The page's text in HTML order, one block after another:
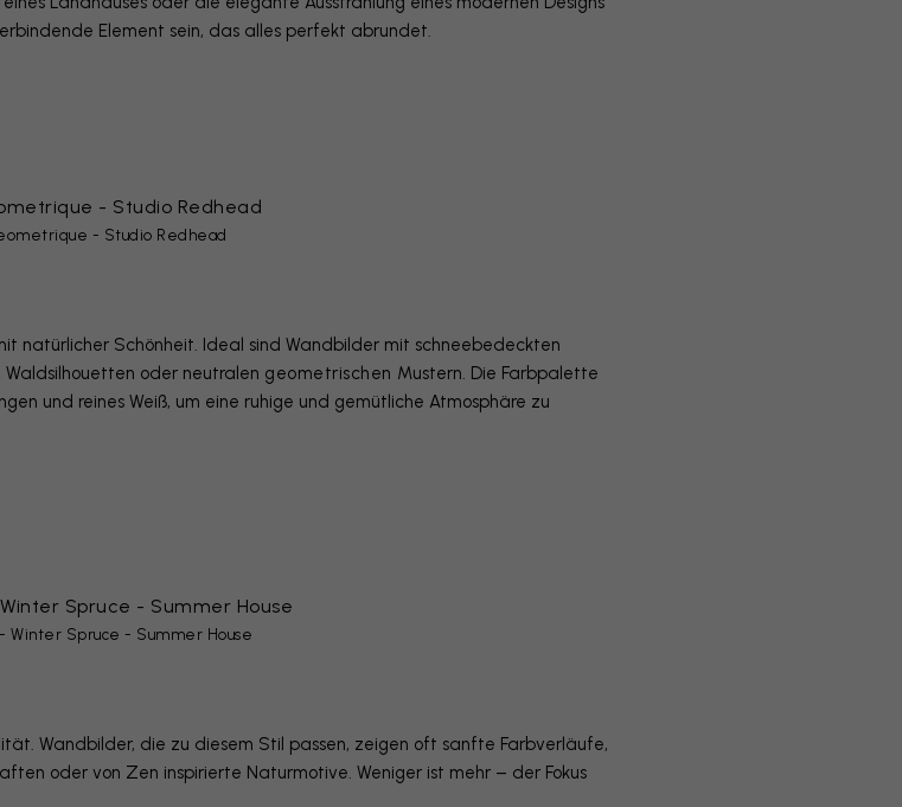
Element sein, das alles perfekt abrundet.
- Studio Redhead
natürlicher Schönheit. Ideal sind Wandbilder mit schneebedeckten
, Waldsilhouetten oder neutralen geometrischen Mustern. Die Farbpalette
und reines Weiß, um eine ruhige und gemütliche Atmosphäre zu
- Winter Spruce - Summer House
Wandbilder, die zu diesem Stil passen, zeigen oft sanfte Farbverläufe,
oder von Zen inspirierte Naturmotive. Weniger ist mehr – der Fokus